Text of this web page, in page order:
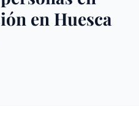
en Huesca